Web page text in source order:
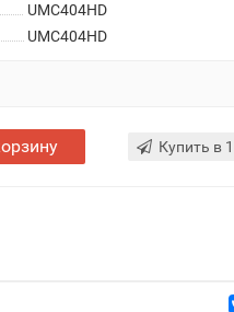
UMC404HD
UMC404HD
Купить в